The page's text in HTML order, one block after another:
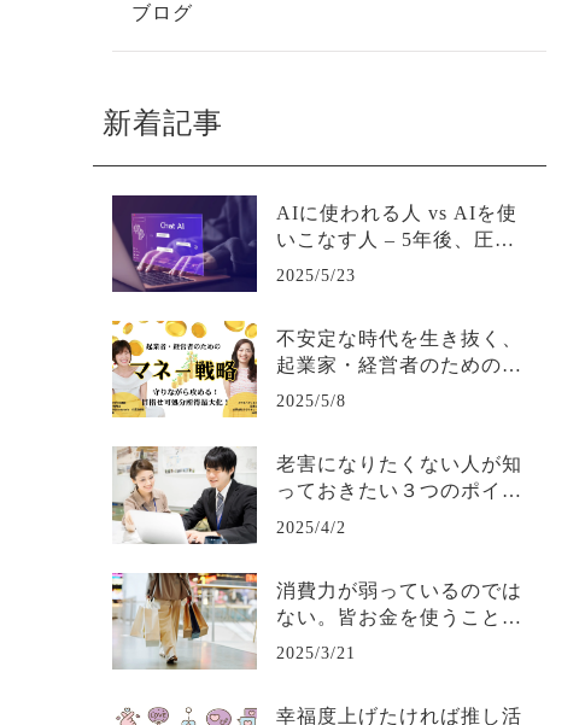
ブログ
新着記事
AIに使われる人 vs AIを使
いこなす人 – 5年後、圧倒
的な差がつく活用の分岐点
2025/5/23
不安定な時代を生き抜く、
起業家・経営者のための最
強マネー戦略
2025/5/8
老害になりたくない人が知
っておきたい３つのポイン
ト—若手から必要とされる
2025/4/2
消費力が弱っているのでは
ない。皆お金を使うことに
賢くなり、取捨選択ができ
2025/3/21
幸福度上げたければ推し活